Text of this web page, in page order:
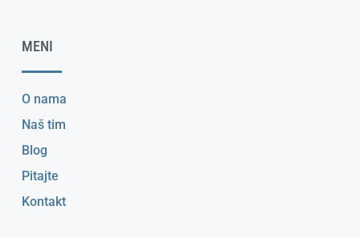
MENI
O nama
Naš tim
Blog
Pitajte
Kontakt